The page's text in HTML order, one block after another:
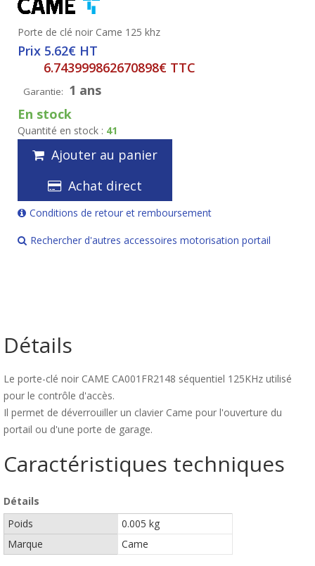
Porte de clé noir Came 125 khz
Prix 5.62€ HT
6.743999862670898€ TTC
Garantie: 1 ans
En stock
Quantité en stock : 41
Ajouter au panier
Achat direct
Conditions de retour et remboursement
Rechercher d'autres accessoires motorisation portail
Détails
Le porte-clé noir CAME CA001FR2148 séquentiel 125KHz utilisé
pour le contrôle d'accès.
Il permet de déverrouiller un clavier Came pour l'ouverture du
portail ou d'une porte de garage.
Caractéristiques techniques
Détails
Poids
0.005 kg
Marque
Came